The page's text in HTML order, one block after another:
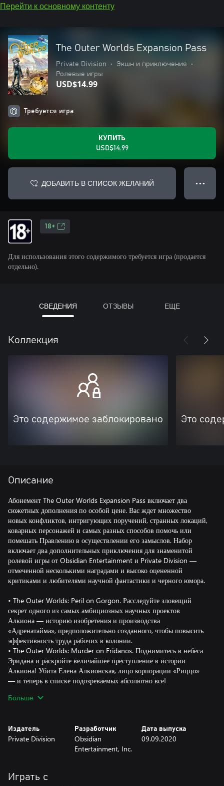
Перейти к основному контенту
The Outer Worlds Expansion Pass
Private Division • Экшн и приключения
•
Ролевые игры
USD$14.99
Требуется игра
КУПИТЬ
USD$14.99
ДОБАВИТЬ В СПИСОК ЖЕЛАНИЙ ● ● ●
18+
Для использования этого содержимого требуется игра (продается
отдельно).
СВЕДЕНИЯ ОТЗЫВЫ ЕЩЕ
Коллекция
Это содержимое заблокировано Это
Описание
Абонемент The Outer Worlds Expansion Pass включает два
сюжетных дополнения по особой цене. Вас ждет множество
новых конфликтов, интригующих поручений, странных локаций,
коварных персонажей и самых разных способов помочь или
помешать Правлению в осуществлении его замыслов. Набор
включает два дополнительных приключения для знаменитой
ролевой игры от Obsidian Entertainment и Private Division —
отмеченной несколькими наградами и высоко оцененной
критиками и любителями научной фантастики и черного юмора.
• The Outer Worlds: Peril on Gorgon. Расследуйте зловещий
секрет одного из самых амбициозных научных проектов
Алкиона — историю изобретения и производства
«Адренатайма», предположительно созданного, чтобы повысить
эффективность труда рабочих в колонии.
• The Outer Worlds: Murder on Eridanos. Поднимитесь в небеса
Эридана и раскройте величайшее преступление в истории
Алкиона! Убита Елена Алкионская, лицо корпорации «Риццо»
— и теперь в списке подозреваемых абсолютно все!
Оба дополнения требуют наличия базовой игры
Больше
Издатель
Private Division
Разработчик
Obsidian
Entertainment, Inc.
Дата выпуска
09.09.2020
Играть с